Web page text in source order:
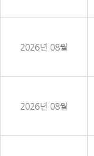
2026년 08월
2026년 08월